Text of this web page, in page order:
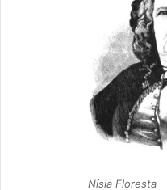
Nísia Floresta